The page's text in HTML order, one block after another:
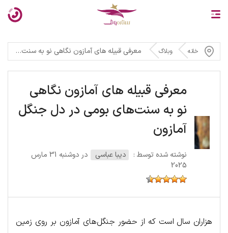
خانه وبلاگ معرفی قبیله‌ های آمازون نگاهی نو به سنت‌های بومی در دل جنگل آمازون
معرفی قبیله‌ های آمازون نگاهی
نو به سنت‌های بومی در دل جنگل
آمازون
نوشته شده توسط : دیبا عباسی
در دوشنبه 31 مارس
2025
هزاران سال است که از حضور جنگل‌های آمازون بر روی زمین